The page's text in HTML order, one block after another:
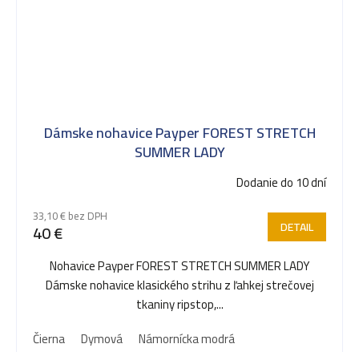
Dámske nohavice Payper FOREST STRETCH
SUMMER LADY
Dodanie do 10 dní
33,10 € bez DPH
40 € DETAIL
Nohavice Payper FOREST STRETCH SUMMER LADY
Dámske nohavice klasického strihu z ľahkej strečovej
tkaniny ripstop,...
Čierna
Dymová Námornícka modrá